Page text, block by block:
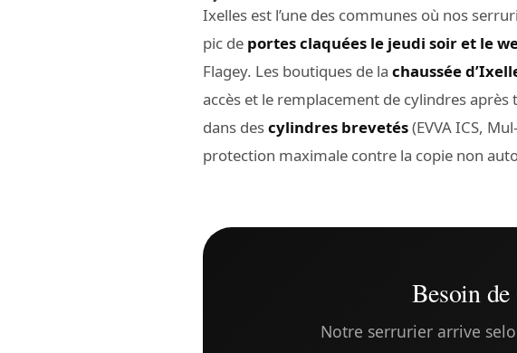
Ixelles est l’une des communes où nos
pic de portes claquées le jeudi soir et le
Flagey. Les boutiques de la chaussée
accès et le remplacement de cylindres
dans descylindres brevetés(EVVA ICS,
protection maximale contre la copie non
Besoin
Notre serrurier arrive